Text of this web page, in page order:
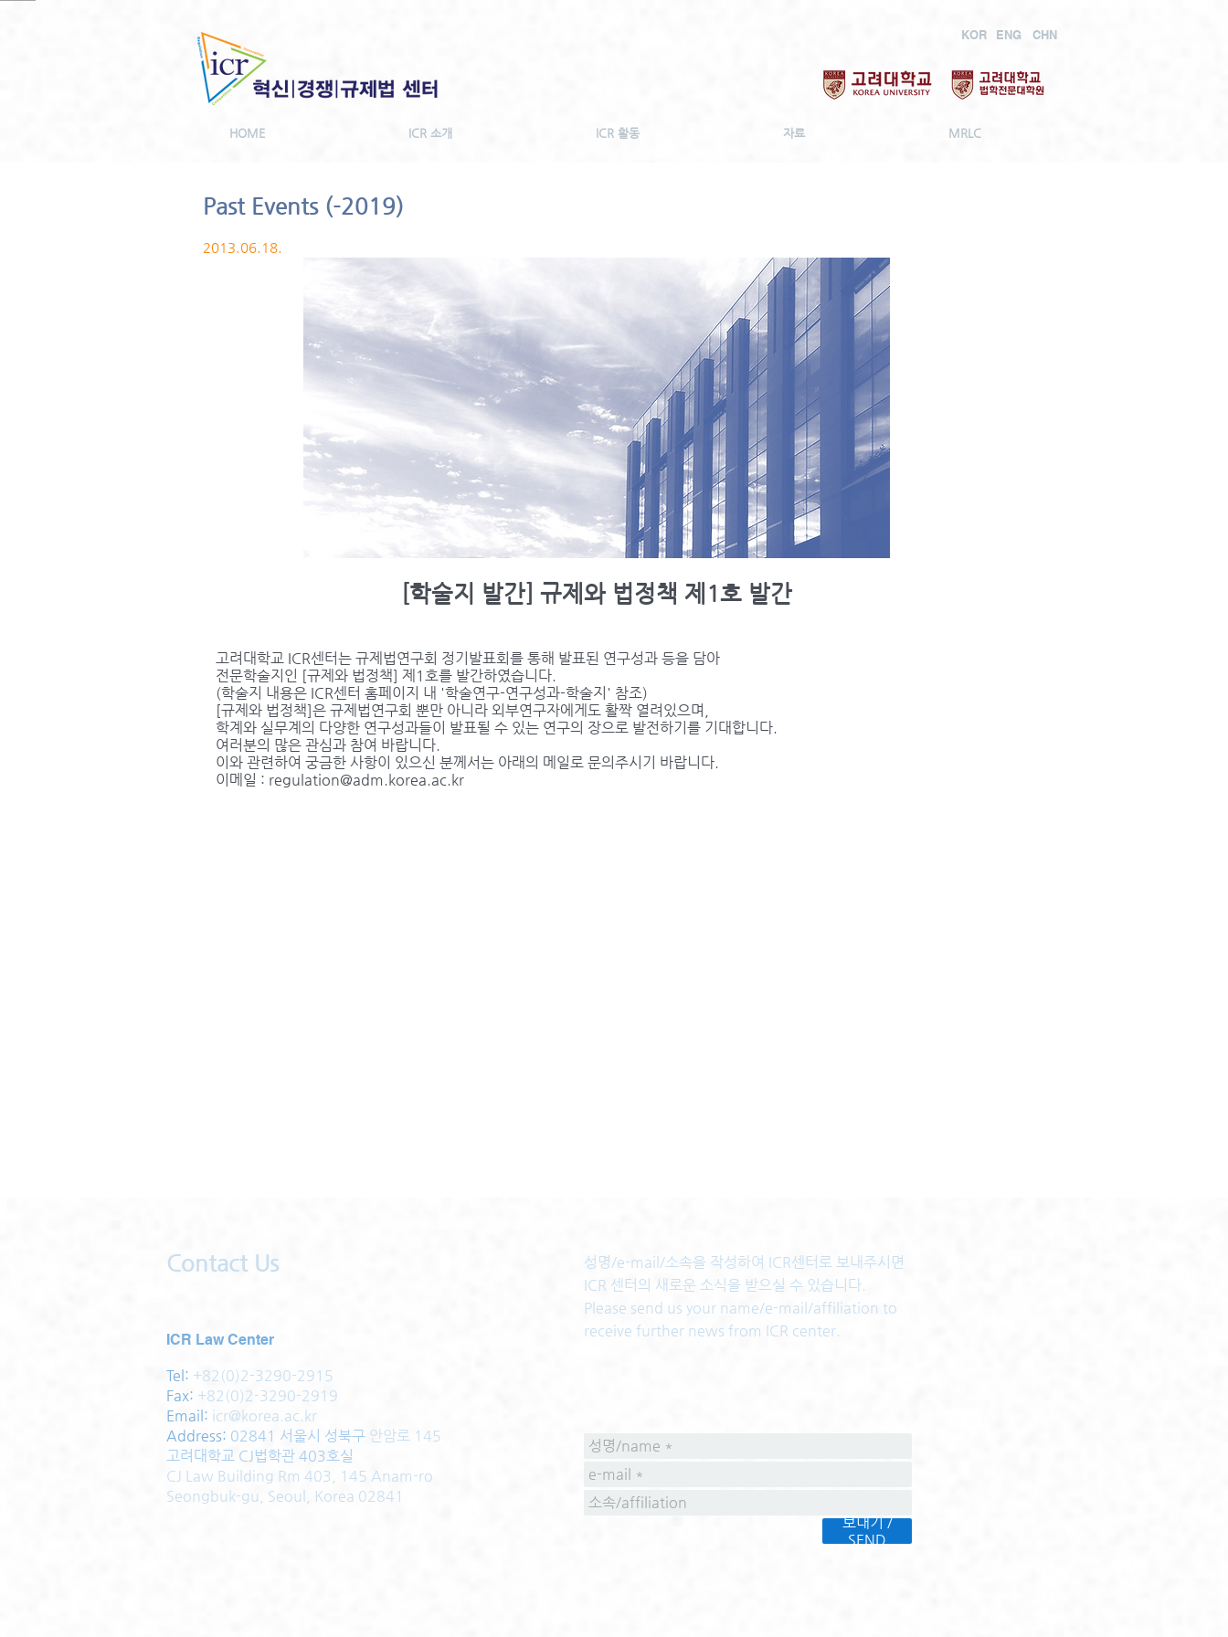
KOR ENG CHN
HOME ICR 소개 ICR 활동 자료 MRLC
Past Events (-2019)
2013.06.18.
[학술지 발간] 규제와 법정책 제1호 발간
고려대학교 ICR센터는 규제법연구회 정기발표회를 통해 발표된 연구성과 등을 담아
전문학술지인 [규제와 법정책] 제1호를 발간하였습니다.
(학술지 내용은 ICR센터 홈페이지 내 '학술연구-연구성과-학술지' 참조)
[규제와 법정책]은 규제법연구회 뿐만 아니라 외부연구자에게도 활짝 열려있으며,
학계와 실무계의 다양한 연구성과들이 발표될 수 있는 연구의 장으로 발전하기를 기대합니다.
여러분의 많은 관심과 참여 바랍니다.
이와 관련하여 궁금한 사항이 있으신 분께서는 아래의 메일로 문의주시기 바랍니다.
이메일 : regulation@adm.korea.ac.kr
Contact Us
ICR Law Center
Tel: +82(0)2-3290-2915
Fax: +82(0)2-3290-2919
Email: icr@korea.ac.kr
Address: 02841 서울시 성북구 안암로 145
고려대학교 CJ법학관 403호실
CJ Law Building Rm 403, 145 Anam-ro
Seongbuk-gu, Seoul, Korea 02841
성명/e-mail/소속을 작성하여 ICR센터로 보내주시면
ICR 센터의 새로운 소식을 받으실 수 있습니다.
Please send us your name/e-mail/affiliation to
receive further news from ICR center.
보내기 /
SEND